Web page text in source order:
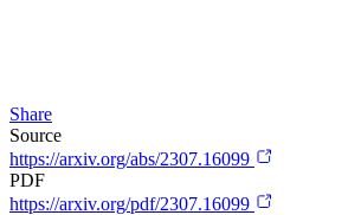
Share
Source
https://arxiv.org/abs/2307.16099
PDF
https://arxiv.org/pdf/2307.16099